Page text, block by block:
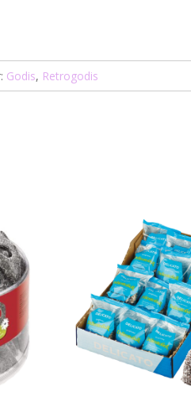
Godis, Retrogodis